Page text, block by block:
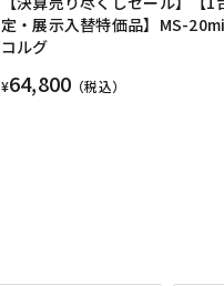
定・展示入替特価品】MS-
コルグ
¥64,800 （税込）